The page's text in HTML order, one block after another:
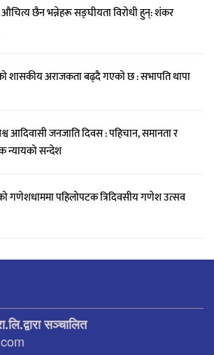
छैन भन्नेहरू सङ्घीयता विरोधी हुन्: शंकर
शासकीय अराजकता बढ्दै गएको छ : सभापति थापा
आदिवासी जनजाति दिवस : पहिचान, समानता र
न्यायको सन्देश
गणेशधाममा पहिलोपटक त्रिदिवसीय गणेश उत्सव
सञ्चालित